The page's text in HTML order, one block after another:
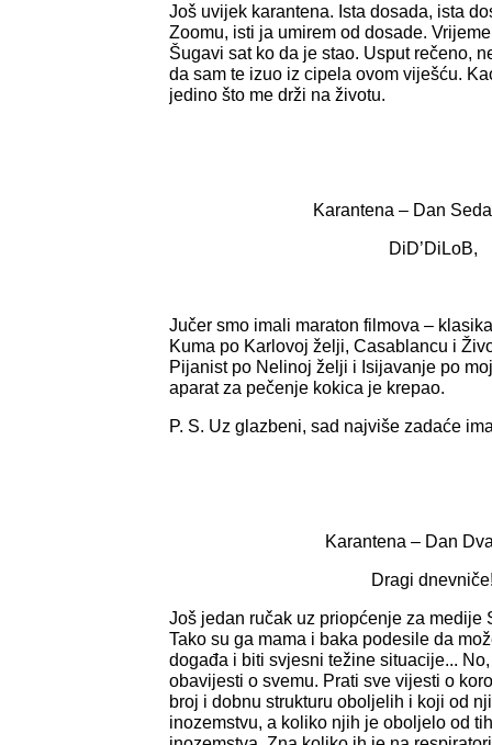
Još uvijek karantena. Ista dosada, ista
Zoomu, isti ja umirem od dosade.
Šugavi sat ko da je stao. Usput rečeno,
da sam te izuo iz cipela ovom viješću.
jedino što me drži na životu.
Karantena – Dan
DiD’DiLoB,
Jučer smo imali maraton filmova –
Kuma po Karlovoj želji, Casablancu i
Pijanist po Nelinoj želji i Isijavanje po
aparat za pečenje kokica je krepao.
P. S. Uz glazbeni, sad najviše zadaće
Karantena – Dan
Dragi
Još jedan ručak uz priopćenje za medije
Tako su ga mama i baka podesile da
događa i biti svjesni težine situacije...
obavijesti o svemu. Prati sve vijesti o
broj i dobnu strukturu oboljelih i koji od
inozemstvu, a koliko njih je oboljelo od